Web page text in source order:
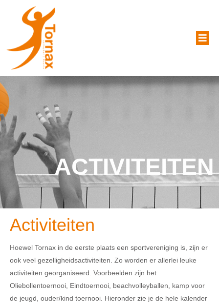
ACTIVITEITEN
Activiteiten
Hoewel Tornax in de eerste plaats een sportvereniging is, zijn er
ook veel gezelligheidsactiviteiten. Zo worden er allerlei leuke
activiteiten georganiseerd. Voorbeelden zijn het
Oliebollentoernooi, Eindtoernooi, beachvolleyballen, kamp voor
de jeugd, ouder/kind toernooi. Hieronder zie je de hele kalender